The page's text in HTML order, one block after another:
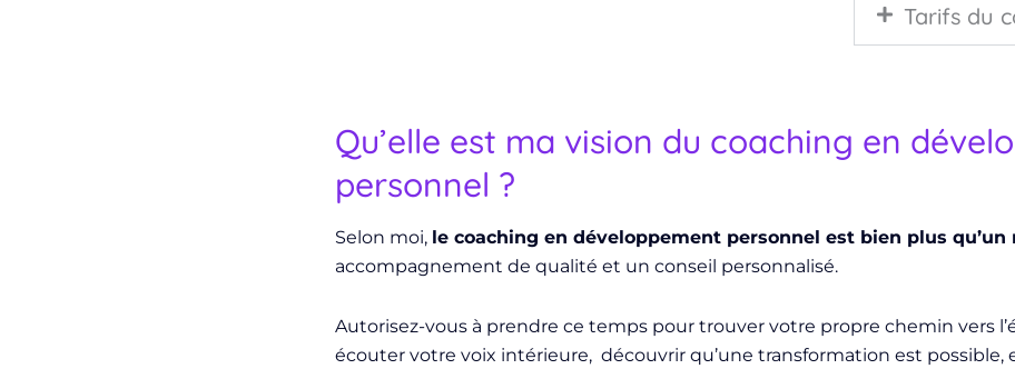
Tarifs du
Qu’elle est ma vision du coaching en
personnel ?
Selon moi, le coaching en développement personnel est bien plus qu’un
accompagnement de qualité et un conseil personnalisé.
Autorisez-vous à prendre ce temps pour trouver votre propre chemin vers
écouter votre voix intérieure, découvrir qu’une transformation est possible,